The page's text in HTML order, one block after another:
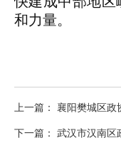
和力量。
上一篇： 襄阳樊城区政
下一篇： 武汉市汉南区